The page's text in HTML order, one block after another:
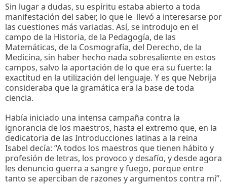
Sin lugar a dudas, su espíritu estaba abierto a toda
manifestación del saber, lo que le llevó a interesarse por
las cuestiones más variadas. Así, se introdujo en el
campo de la Historia, de la Pedagogía, de las
Matemáticas, de la Cosmografía, del Derecho, de la
Medicina, sin haber hecho nada sobresaliente en estos
campos, salvo la aportación de lo que era su fuerte: la
exactitud en la utilización del lenguaje. Y es que Nebrija
consideraba que la gramática era la base de toda
ciencia.
Había iniciado una intensa campaña contra la
ignorancia de los maestros, hasta el extremo que, en la
dedicatoria de las Introducciones latinas a la reina
Isabel decía: “A todos los maestros que tienen hábito y
profesión de letras, los provoco y desafío, y desde agora
les denuncio guerra a sangre y fuego, porque entre
tanto se aperciban de razones y argumentos contra mí”.